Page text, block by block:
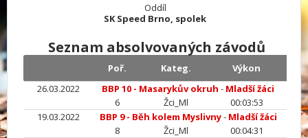
Oddíl
SK Speed Brno, spolek
Seznam absolvovaných závodů
Poř. Kateg.
Výkon
26.03.2022
BBP 10 - Masarykův okruh - Mladší žáci
6
Žci_Ml
00:03:53
19.03.2022
BBP 9 - Běh kolem Myslivny- Mladší žáci
8
Žci_Ml
00:04:31